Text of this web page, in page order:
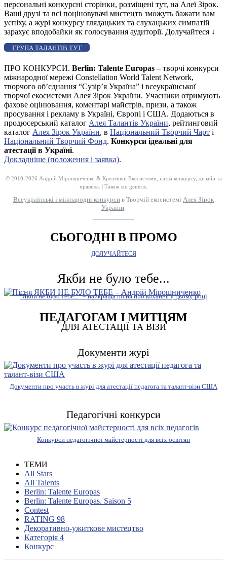
персональні конкурсні сторінки, розміщені тут, на Алеї Зірок.
Ваші друзі та всі поціновувачі мистецтв зможуть бажати вам
успіху, а журі конкурсу глядацьких та слухацьких симпатій
зарахує вподобайки як голосування аудиторії. Долучайтеся ↓
ГРУПА ТАЛАНТІВ ТУТ
ПРО КОНКУРСИ. Berlin: Talente Europas – творчі конкурси
міжнародної мережі Constellation World Talent Network,
творчого об’єднання “Сузір’я Україна” і всеукраїнської
творчої екосистеми Алея Зірок України. Учасники отримують
фахове оцінювання, коментарі майстрів, призи, а також
просування і рекламу в Україні, Європі і США. Додаються в
продюсерський каталог Алея Талантів України, рейтинговий
каталог Алея Зірок України, в Національний Творчий Чарт і
Національний Творчий Фонд. Конкурси ідеальні для
атестації в Україні.
Докладніше (положення і заявка).
© 2010-2026 Андрій Мірошниченко & Креативні Екосистеми, назва конкурсу, дизайн та
правила. | Також sui generis.
Всеукраїнські і міжнародні конкурси в Творчій екосистемі Алея Зірок
України
СЬОГОДНІ В ПРОМО
ДОЛУЧАЙТЕСЯ
Якби не було тебе...
"Якби не було тебе..." – найкраща пісня про кохання у цьому році
ПЕДАГОГАМ І МИТЦЯМ
ДЛЯ АТЕСТАЦІЇ ТА ВІЗИ
Документи журі
Документи про участь в журі для атестації педагога та талант-візи США
Педагогічні конкурси
Конкурси педагогічної майстерності для всіх освітян
ТЕМИ
All Stars
All Talents
Berlin: Talente Europas
Berlin: Talente Europas. Saison 5
Contest
RATING 98
Декоративно-ужиткове мистецтво
Категорія 4
Конкурс